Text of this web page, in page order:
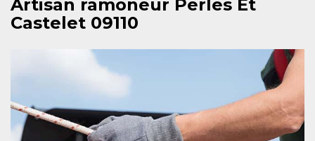
Artisan ramoneur Perles Et
Castelet 09110